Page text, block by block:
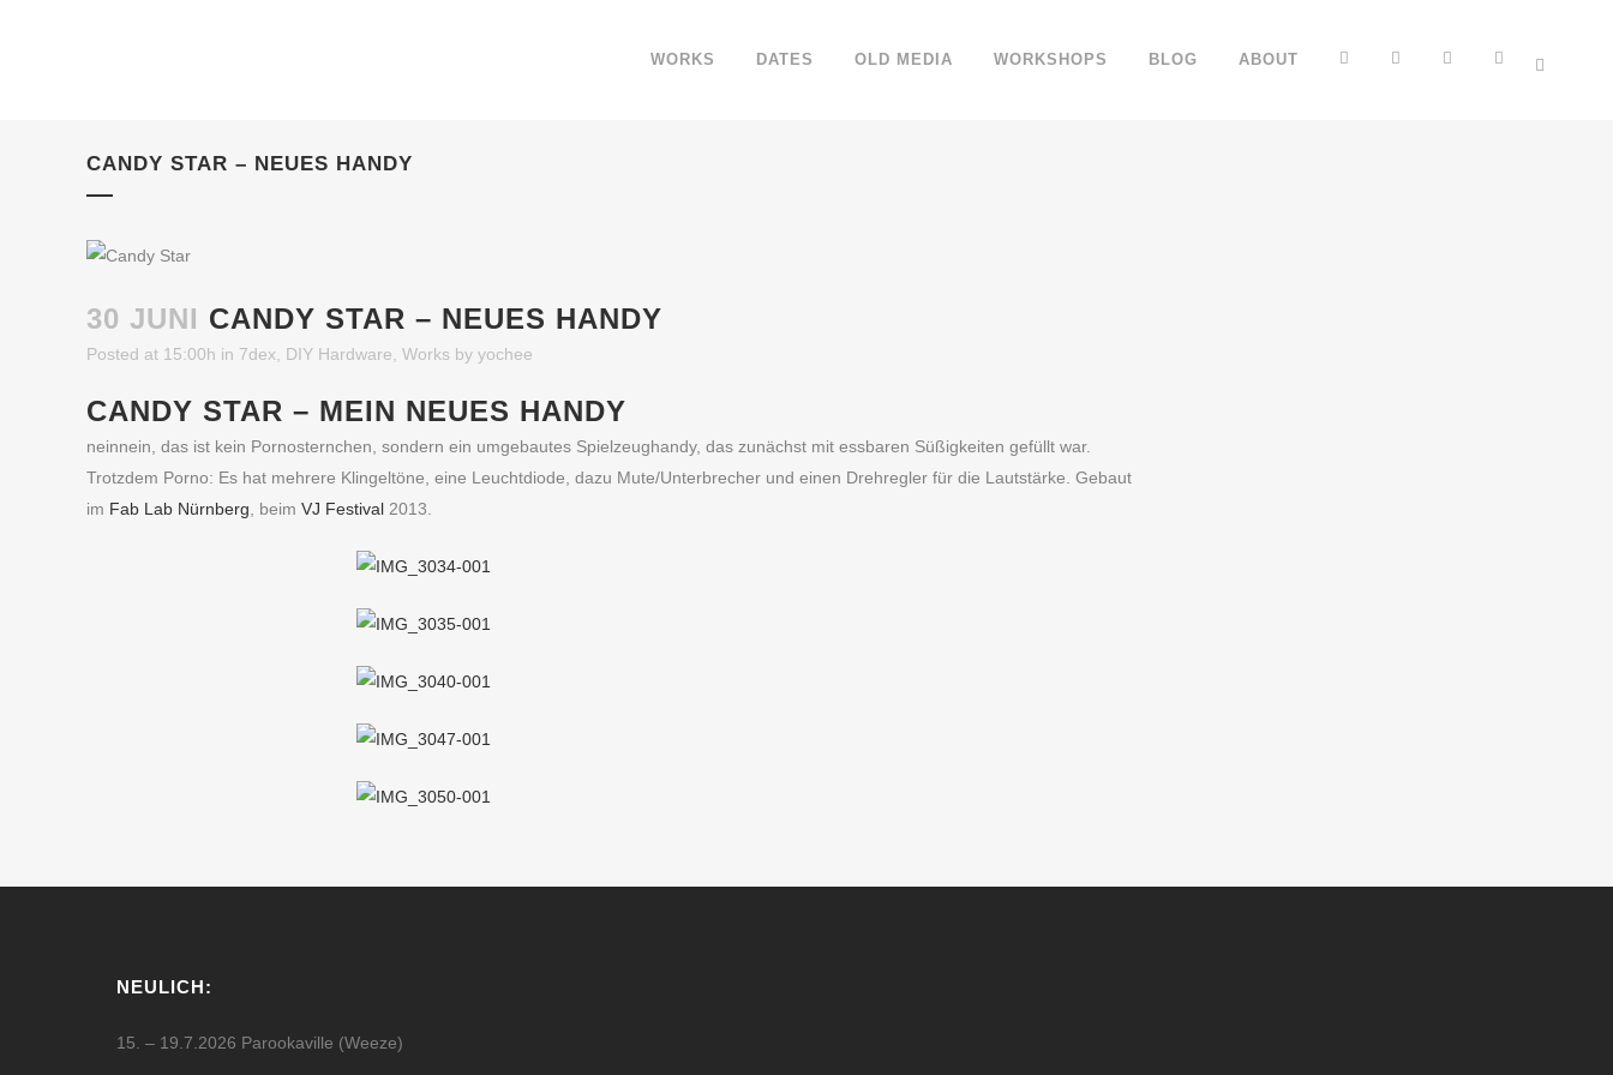
WORKS DATES OLD MEDIA WORKSHOPS BLOG ABOUT
CANDY STAR – NEUES HANDY
30 JUNI CANDY STAR – NEUES HANDY
Posted at 15:00h in 7dex DIY Hardware Works by yochee
CANDY STAR – MEIN NEUES HANDY
neinnein, das ist kein Pornosternchen, sondern ein umgebautes Spielzeughandy, das zunächst mit essbaren Süßigkeiten gefüllt war.
Trotzdem Porno: Es hat mehrere Klingeltöne, eine Leuchtdiode, dazu Mute/Unterbrecher und einen Drehregler für die Lautstärke. Gebaut
im Fab Lab Nürnberg , beim VJ Festival 2013.
NEULICH:
15. – 19.7.2026 Parookaville (Weeze)